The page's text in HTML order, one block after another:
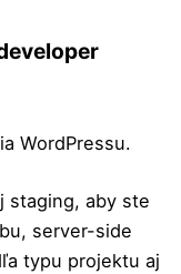
WordPressu.
staging, aby ste
server-side
typu projektu aj